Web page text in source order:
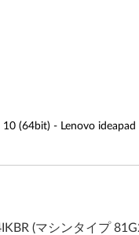
(64bit) - Lenovo
(マシンタイプ